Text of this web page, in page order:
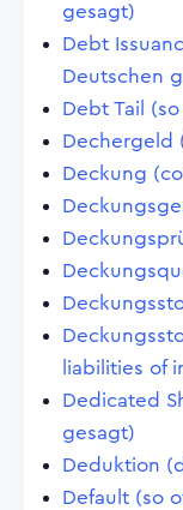
gesagt)
Debt
Deutschen
Debt Tail
Dechergeld
Deckung
liabilities of
Dedicated
gesagt)
Deduktion
Default (so